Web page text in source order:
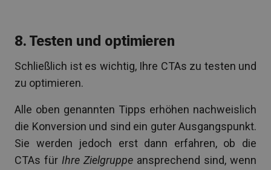
8. Testen und optimieren
Schließlich ist es wichtig, Ihre CTAs zu testen und
zu optimieren.
Alle oben genannten Tipps erhöhen nachweislich
die Konversion und sind ein guter Ausgangspunkt.
Sie werden jedoch erst dann erfahren, ob die
CTAs für Ihre Zielgruppe ansprechend sind, wenn